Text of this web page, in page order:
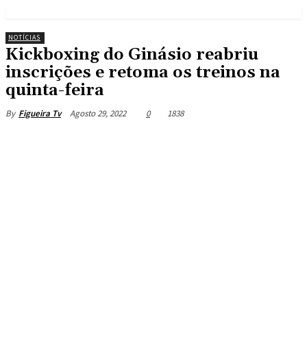
NOTÍCIAS
Kickboxing do Ginásio reabriu
inscrições e retoma os treinos na
quinta-feira
By Figueira Tv Agosto 29, 2022 0 1838